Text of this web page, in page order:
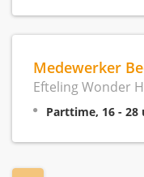
Medewerker
Efteling Wonder
Parttime, 16 -